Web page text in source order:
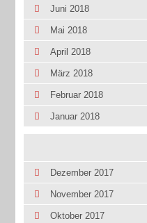
Juni 2018
Mai 2018
April 2018
März 2018
Februar 2018
Januar 2018
Dezember 2017
November 2017
Oktober 2017